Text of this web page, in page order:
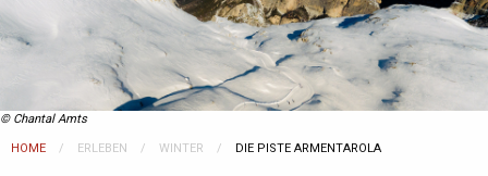
© Chantal Amts
HOME ERLEBEN WINTER CURRENT:
DIE PISTE ARMENTAROLA